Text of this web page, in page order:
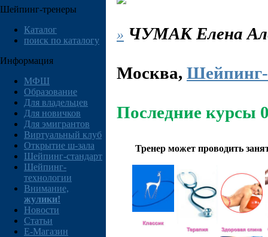
Шейпинг-тренеры
Каталог
поиск по каталогу
Информация
МФШ
Образование
Для владельцев
Для новичков
Для эмигрантов
Виртуальный клуб
Открытие ш-зала
Шейпинг-стандарт
Шейпинг-
технологии
Внимание,
жулики!
Новости
Статьи
E-Магазин
» ЧУМАКЕлена
Москва,
Последние курсы
Тренер может проводить